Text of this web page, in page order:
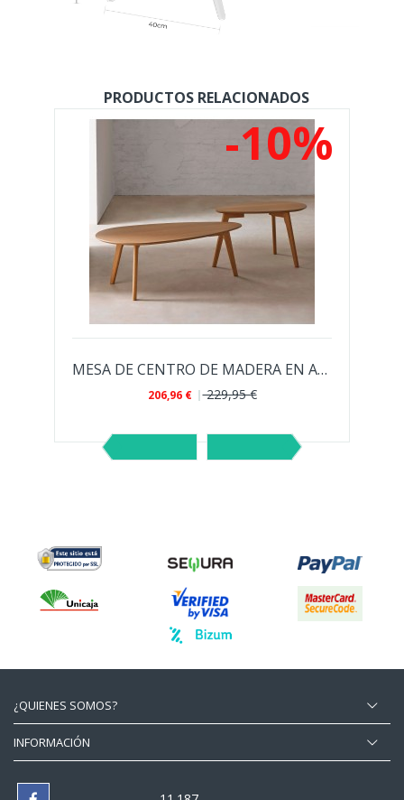
PRODUCTOS RELACIONADOS
-10%
MESA DE CENTRO DE MADERA EN ACABADO CHAPA...
206,96 € 229,95 €
¿QUIENES SOMOS?
INFORMACIÓN